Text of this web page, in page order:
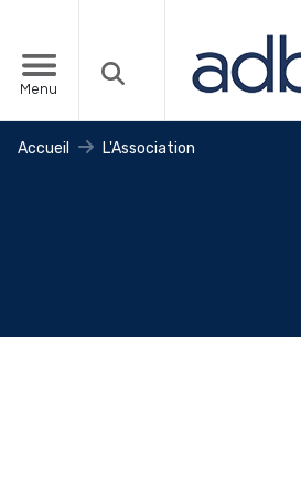
Menu
Accueil L'Association